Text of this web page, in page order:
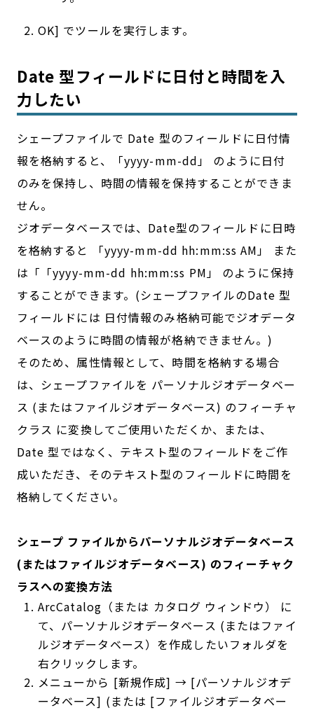
OK] でツールを実行します。
Date 型フィールドに日付と時間を入
力したい
シェープファイルで Date 型のフィールドに日付情
報を格納すると、「yyyy-mm-dd」 のように日付
のみを保持し、時間の情報を保持することができま
せん。
ジオデータベースでは、Date型のフィールドに日時
を格納すると 「yyyy-mm-dd hh:mm:ss AM」 また
は「「yyyy-mm-dd hh:mm:ss PM」 のように保持
することができます。(シェープファイルのDate 型
フィールドには 日付情報のみ格納可能でジオデータ
ベースのように時間の情報が格納できません。)
そのため、属性情報として、時間を格納する場合
は、シェープファイルを パーソナルジオデータベー
ス (またはファイルジオデータベース) のフィーチャ
クラス に変換してご使用いただくか、または、
Date 型ではなく、テキスト型のフィールドをご作
成いただき、そのテキスト型のフィールドに時間を
格納してください。
シェープ ファイルからパーソナルジオデータベース
(またはファイルジオデータベース) のフィーチャク
ラスへの変換方法
ArcCatalog（または カタログ ウィンドウ） に
て、パーソナルジオデータベース (またはファイ
ルジオデータベース）を作成したいフォルダを
右クリックします。
メニューから [新規作成] → [パーソナルジオデ
ータベース] (または [ファイルジオデータベー